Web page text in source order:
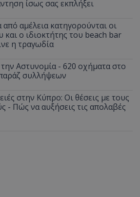
ίσως σας εκπλήξει
αμέλεια κατηγορούνται οι
και ο ιδιοκτήτης του beach bar
η τραγωδία
Αστυνομία - 620 οχήματα στο
συλλήψεων
στην Κύπρο: Οι θέσεις με τους
- Πώς να αυξήσεις τις απολαβές